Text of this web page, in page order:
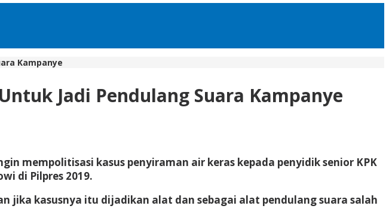
Kampanye
Jadi Pendulang Suara Kampanye
mempolitisasi kasus penyiraman air keras kepada penyidik senior KPK
di Pilpres 2019.
jika kasusnya itu dijadikan alat dan sebagai alat pendulang suara salah